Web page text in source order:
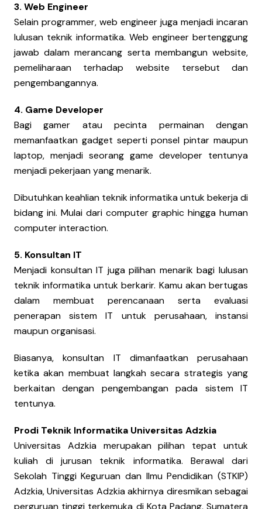
3. Web Engineer
Selain programmer, web engineer juga menjadi incaran
lulusan teknik informatika. Web engineer bertenggung
jawab dalam merancang serta membangun website,
pemeliharaan terhadap website tersebut dan
pengembangannya.
4. Game Developer
Bagi gamer atau pecinta permainan dengan
memanfaatkan gadget seperti ponsel pintar maupun
laptop, menjadi seorang game developer tentunya
menjadi pekerjaan yang menarik.
Dibutuhkan keahlian teknik informatika untuk bekerja di
bidang ini. Mulai dari computer graphic hingga human
computer interaction.
5. Konsultan IT
Menjadi konsultan IT juga pilihan menarik bagi lulusan
teknik informatika untuk berkarir. Kamu akan bertugas
dalam membuat perencanaan serta evaluasi
penerapan sistem IT untuk perusahaan, instansi
maupun organisasi.
Biasanya, konsultan IT dimanfaatkan perusahaan
ketika akan membuat langkah secara strategis yang
berkaitan dengan pengembangan pada sistem IT
tentunya.
Prodi Teknik Informatika Universitas Adzkia
Universitas Adzkia merupakan pilihan tepat untuk
kuliah di jurusan teknik informatika. Berawal dari
Sekolah Tinggi Keguruan dan Ilmu Pendidikan (STKIP)
Adzkia, Universitas Adzkia akhirnya diresmikan sebagai
perguruan tinggi terkemuka di Kota Padang, Sumatera